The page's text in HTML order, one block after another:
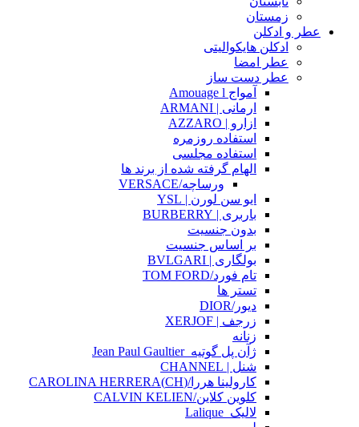
زمستان
عطر و ادکلن
ادکلن هایکوالیتی
عطر امضا
عطر دست ساز
آمواج Amouage l
ارمانی | ARMANI
ازارو | AZZARO
استفاده روزمره
استفاده مجلسی
الهام گرفته شده از برند ها
ورساچه/VERSACE
ایو سن لورن | YSL
باربری | BURBERRY
بدون جنسیت
بر اساس جنسیت
بولگاری | BVLGARI
تام فورد/TOM FORD
تستر ها
دیور/DIOR
زرجف | XERJOF
زنانه
ژآن پل گوتیه_Jean Paul Gaultier
شنل | CHANNEL
کارولینا هررا/(CH)CAROLINA HERRERA
کلوین کلاین/CALVIN KELIEN
لالیک_Lalique